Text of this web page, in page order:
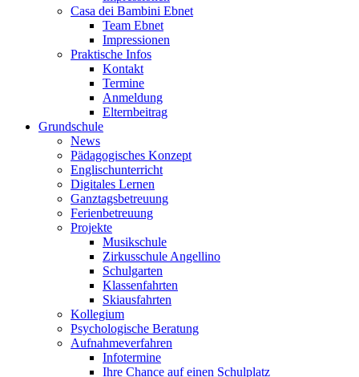
Casa dei Bambini Ebnet
Team Ebnet
Impressionen
Praktische Infos
Kontakt
Termine
Anmeldung
Elternbeitrag
Grundschule
News
Pädagogisches Konzept
Englischunterricht
Digitales Lernen
Ganztagsbetreuung
Ferienbetreuung
Projekte
Musikschule
Zirkusschule Angellino
Schulgarten
Klassenfahrten
Skiausfahrten
Kollegium
Psychologische Beratung
Aufnahmeverfahren
Infotermine
Ihre Chance auf einen Schulplatz